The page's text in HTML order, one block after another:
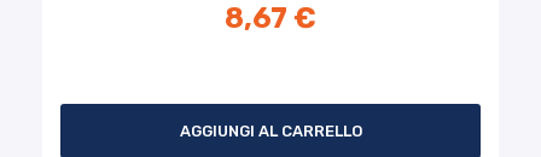
8,67 €
AGGIUNGI AL CARRELLO